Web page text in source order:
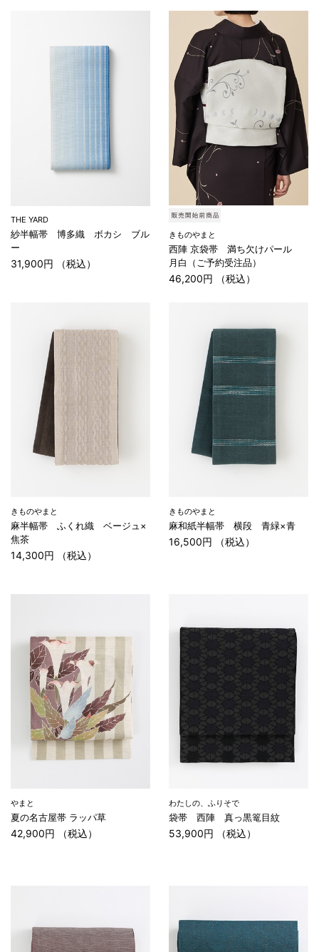
THE YARD
紗半幅帯 博多織 ボカシ ブル
ー
31,900円 （税込）
きものやまと
西陣 京袋帯 満ち欠けパール
月白（ご予約受注品）
46,200円 （税込）
きものやまと
麻半幅帯 ふくれ織 ベージュ×
焦茶
14,300円 （税込）
きものやまと
麻和紙半幅帯 横段 青緑×青
16,500円 （税込）
やまと
夏の名古屋帯 ラッパ草
42,900円 （税込）
わたしの、ふりそで
袋帯 西陣 真っ黒篭目紋
53,900円 （税込）